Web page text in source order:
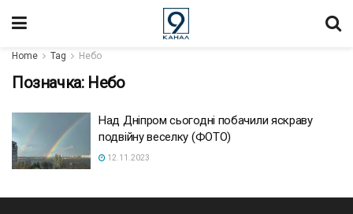
Home Tag Небо
Позначка: Небо
Над Дніпром сьогодні побачили яскраву
подвійну веселку (ФОТО)
12.11.2023